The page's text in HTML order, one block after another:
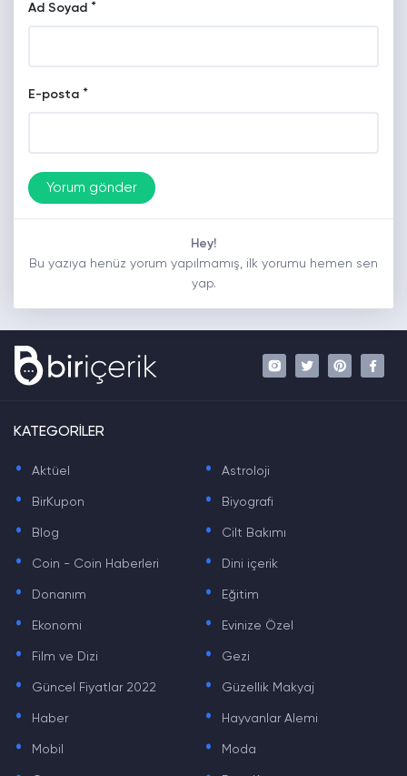
Ad Soyad *
E-posta *
Hey!
Bu yazıya henüz yorum yapılmamış, ilk yorumu hemen sen
yap.
KATEGORİLER
. Aktüel . Astroloji
. BirKupon . Biyografi
. Blog . Cilt Bakımı
. Coin - Coin Haberleri . Dini içerik
. Donanım . Eğitim
. Ekonomi . Evinize Özel
. Film ve Dizi . Gezi
. Güncel Fiyatlar 2022 . Güzellik Makyaj
. Haber . Hayvanlar Alemi
. Mobil . Moda